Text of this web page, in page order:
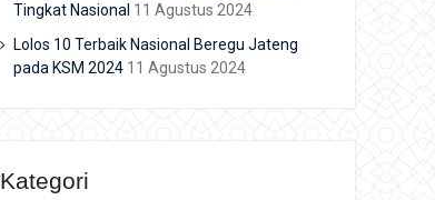
Tingkat Nasional 11 Agustus 2024
Lolos 10 Terbaik Nasional Beregu Jateng
pada KSM 2024 11 Agustus 2024
Kategori